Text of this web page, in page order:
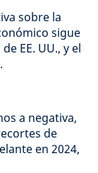
sobre la
sigue
EE. UU., y el
a negativa,
de
en 2024,